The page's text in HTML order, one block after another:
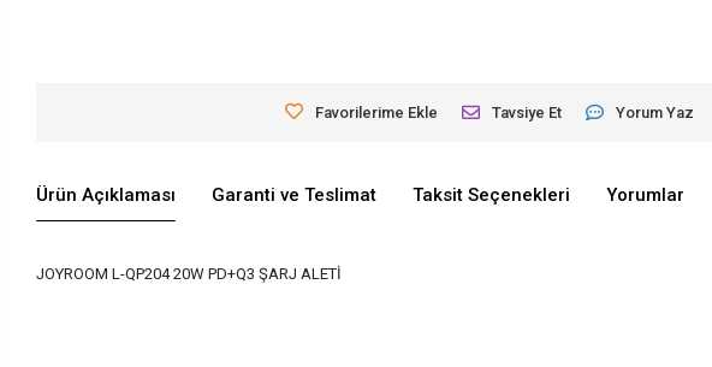
Favorilerime Ekle Tavsiye Et Yorum Yaz
Ürün Açıklaması Garanti ve Teslimat Taksit Seçenekleri Yorumlar
JOYROOM L-QP204 20W PD+Q3 ŞARJ ALETİ